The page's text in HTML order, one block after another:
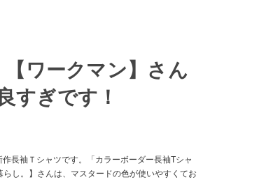
ワークマン】さん
すぎです！
長袖Ｔシャツです。「カラーボーダー長袖Tシャ
し。】さんは、マスタードの色が使いやすくてお